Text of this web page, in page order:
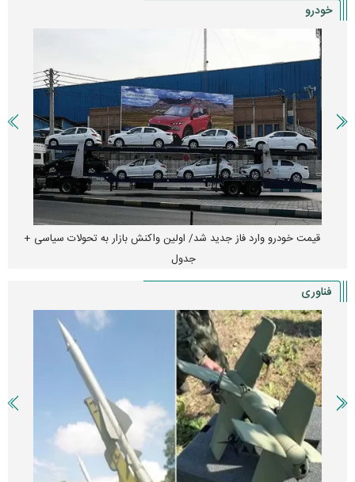
خودرو
قیمت خودرو وارد فاز جدید شد/ اولین واکنش بازار به تحولات سیاسی +
جدول
فناوری